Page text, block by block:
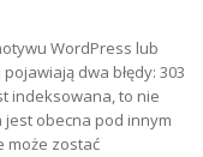
WordPress lub
dwa błędy: 303
indeksowana, to nie
jest obecna pod innym
może zostać